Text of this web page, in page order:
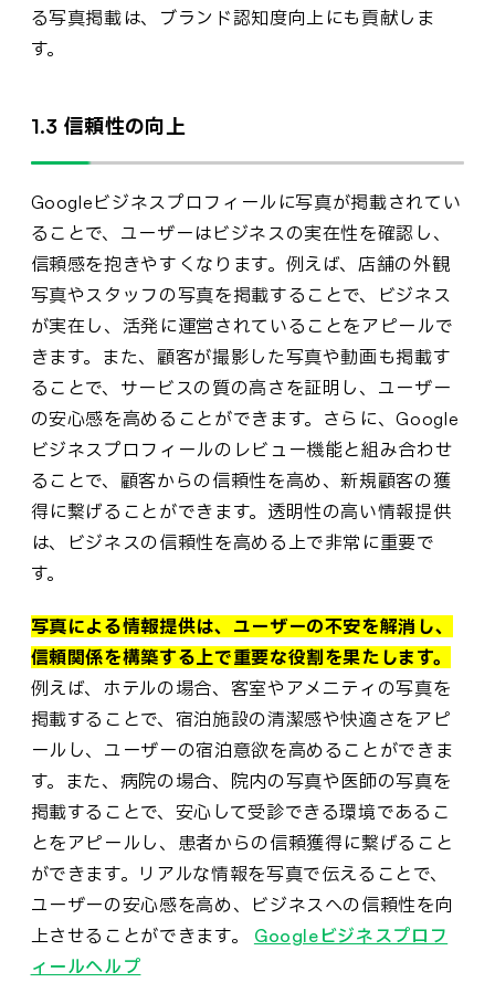
る写真掲載は、ブランド認知度向上にも貢献しま
す。
1.3 信頼性の向上
Googleビジネスプロフィールに写真が掲載されてい
ることで、ユーザーはビジネスの実在性を確認し、
信頼感を抱きやすくなります。例えば、店舗の外観
写真やスタッフの写真を掲載することで、ビジネス
が実在し、活発に運営されていることをアピールで
きます。また、顧客が撮影した写真や動画も掲載す
ることで、サービスの質の高さを証明し、ユーザー
の安心感を高めることができます。さらに、Google
ビジネスプロフィールのレビュー機能と組み合わせ
ることで、顧客からの信頼性を高め、新規顧客の獲
得に繋げることができます。透明性の高い情報提供
は、ビジネスの信頼性を高める上で非常に重要で
す。
写真による情報提供は、ユーザーの不安を解消し、
信頼関係を構築する上で重要な役割を果たします。
例えば、ホテルの場合、客室やアメニティの写真を
掲載することで、宿泊施設の清潔感や快適さをアピ
ールし、ユーザーの宿泊意欲を高めることができま
す。また、病院の場合、院内の写真や医師の写真を
掲載することで、安心して受診できる環境であるこ
とをアピールし、患者からの信頼獲得に繋げること
ができます。リアルな情報を写真で伝えることで、
ユーザーの安心感を高め、ビジネスへの信頼性を向
上させることができます。 Googleビジネスプロフ
ィールヘルプ